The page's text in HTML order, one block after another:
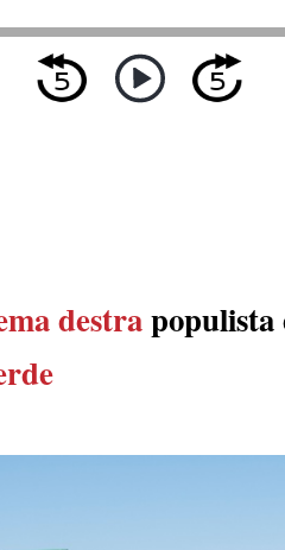
destrapopulista